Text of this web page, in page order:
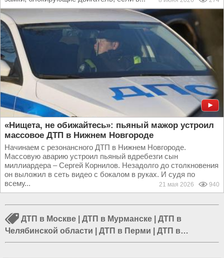
«Нищета, не обижайтесь»: пьяный мажор устроил
массовое ДТП в Нижнем Новгороде
Начинаем с резонансного ДТП в Нижнем Новгороде.
Массовую аварию устроил пьяный вдребезги сын
миллиардера – Сергей Корнилов. Незадолго до столкновения
он выложил в сеть видео с бокалом в руках. И судя по
всему...
21 мая 2026 940
ДТП в Москве ДТП в Мурманске
ДТП в
Челябинской области
ДТП в Перми
ДТП в
Пермском крае|ДТП в Кировской области|ДТП в